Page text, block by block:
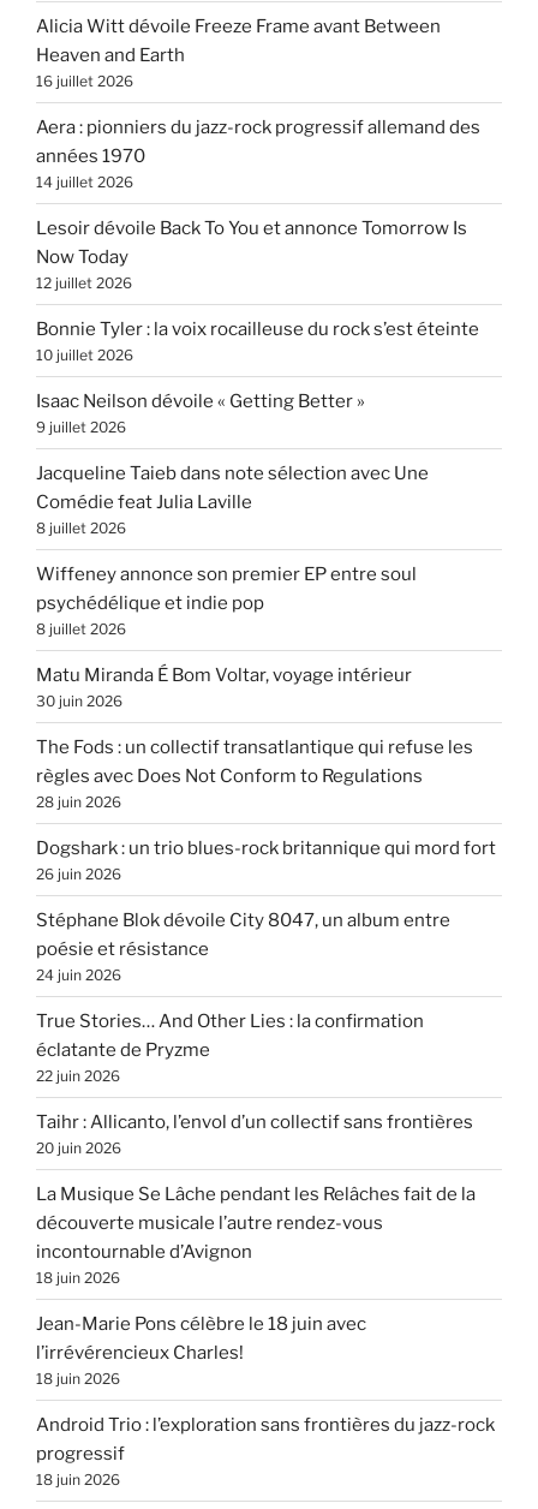
Alicia Witt dévoile Freeze Frame avant Between
Heaven and Earth
16 juillet 2026
Aera : pionniers du jazz-rock progressif allemand des
années 1970
14 juillet 2026
Lesoir dévoile Back To You et annonce Tomorrow Is
Now Today
12 juillet 2026
Bonnie Tyler : la voix rocailleuse du rock s’est éteinte
10 juillet 2026
Isaac Neilson dévoile « Getting Better »
9 juillet 2026
Jacqueline Taieb dans note sélection avec Une
Comédie feat Julia Laville
8 juillet 2026
Wiffeney annonce son premier EP entre soul
psychédélique et indie pop
8 juillet 2026
Matu Miranda É Bom Voltar, voyage intérieur
30 juin 2026
The Fods : un collectif transatlantique qui refuse les
règles avec Does Not Conform to Regulations
28 juin 2026
Dogshark : un trio blues-rock britannique qui mord fort
26 juin 2026
Stéphane Blok dévoile City 8047, un album entre
poésie et résistance
24 juin 2026
True Stories… And Other Lies : la confirmation
éclatante de Pryzme
22 juin 2026
Taihr : Allicanto, l’envol d’un collectif sans frontières
20 juin 2026
La Musique Se Lâche pendant les Relâches fait de la
découverte musicale l’autre rendez-vous
incontournable d’Avignon
18 juin 2026
Jean-Marie Pons célèbre le 18 juin avec
l’irrévérencieux Charles!
18 juin 2026
Android Trio : l’exploration sans frontières du jazz-rock
progressif
18 juin 2026